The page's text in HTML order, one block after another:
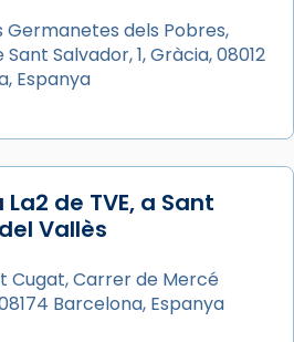
de juliol, ha tingut lloc la
en agraïment al
el cardenal Joan
la missa i l’ha
auxiliar de Barcelona,
Germanetes dels Pobres,
Salvador, 1, Gràcia, 08012
Espanya
La2 de TVE, a Sant
Vallès
Cugat, Carrer de Mercé
Barcelona, Espanya